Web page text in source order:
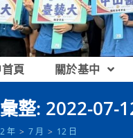
頁 關於基中
整: 2022-07-
年 > 7 月 > 12 日